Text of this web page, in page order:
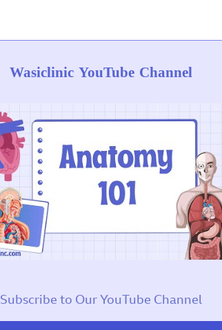
Wasiclinic YouTube Channel
Subscribe to Our YouTube Channel